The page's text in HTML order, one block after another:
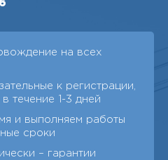
на всех
к регистрации,
течение 1-3 дней
и выполняем работы
сроки
– гарантии